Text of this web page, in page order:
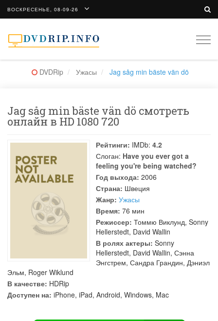
ВОСКРЕСЕНЬЕ, 08-09-26
DVDRip Ужасы Jag såg min bäste vän dö
Jag såg min bäste vän dö смотреть
онлайн в HD 1080 720
Рейтинги: IMDb: 4.2
Слоган: Have you ever got a
feeling you're being watched?
Год выхода: 2006
Страна: Швеция
Жанр: Ужасы
Время: 76 мин
Режиссер: Томмю Виклунд, Sonny
Hellerstedt, David Wallin
В ролях актеры: Sonny
Hellerstedt, David Wallin, Сэнна
Энгстрем, Сандра Грандин, Дэниэл
Эльм, Roger Wiklund
В качестве: HDRip
Доступен на: iPhone, iPad, Android, Windows, Mac